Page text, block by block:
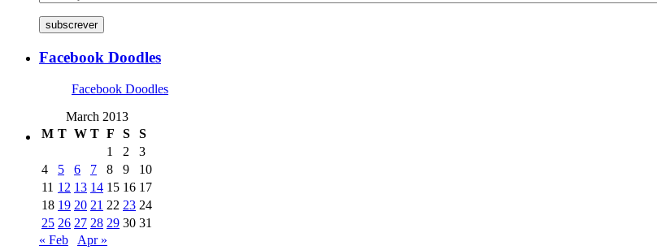
subscrever
Facebook Doodles
Facebook Doodles
March 2013
M T W T F S
S
1
2
3
4
5 6 7 8 9
10
11 12 13 14 15 16 17
18 19 20 21 22 23 24
25 26 27 28 29 30 31
« Feb
Apr »